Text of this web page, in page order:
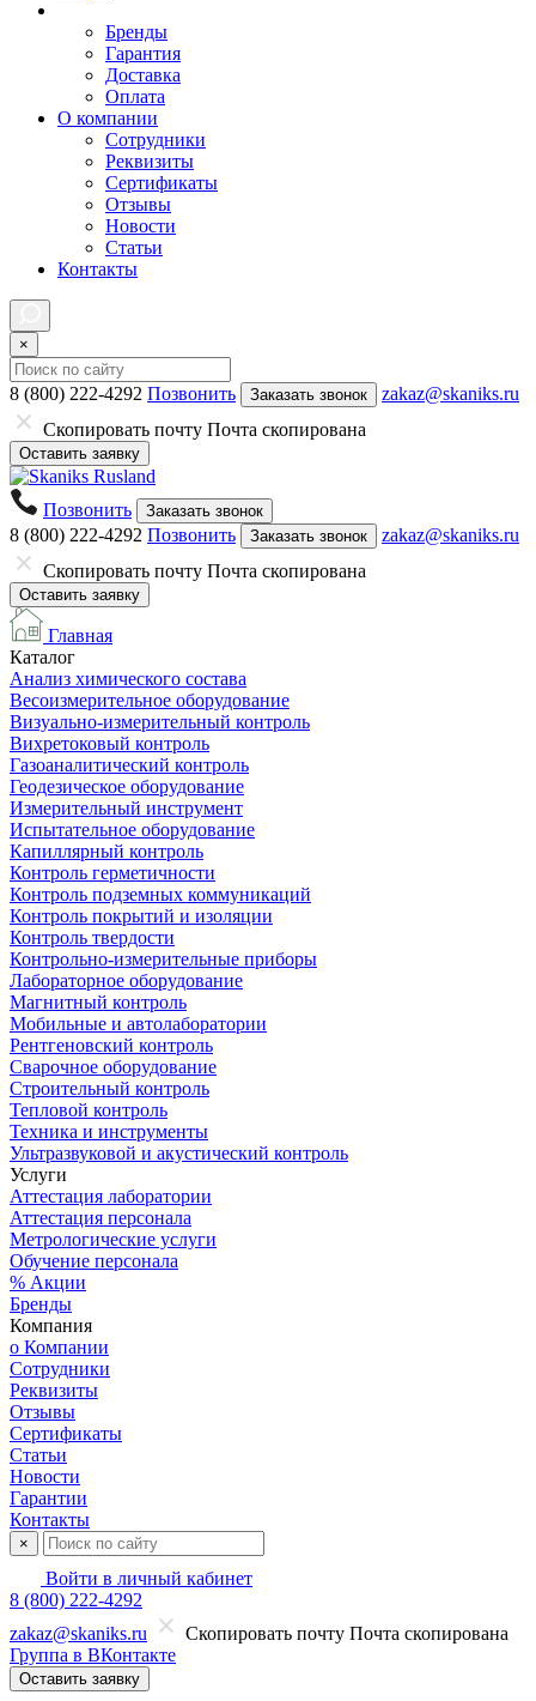
Бренды
Гарантия
Доставка
Оплата
О компании
Сотрудники
Реквизиты
Сертификаты
Отзывы
Новости
Статьи
Контакты
×
8 (800) 222-4292 Позвонить Заказать звонок
zakaz@skaniks.ru
Скопировать почту Почта скопирована
Оставить заявку
Позвонить Заказать звонок
8 (800) 222-4292 Позвонить Заказать звонок
zakaz@skaniks.ru
Скопировать почту Почта скопирована
Оставить заявку
Главная
Каталог
Анализ химического состава
Весоизмерительное оборудование
Визуально-измерительный контроль
Вихретоковый контроль
Газоаналитический контроль
Геодезическое оборудование
Измерительный инструмент
Испытательное оборудование
Капиллярный контроль
Контроль герметичности
Контроль подземных коммуникаций
Контроль покрытий и изоляции
Контроль твердости
Контрольно-измерительные приборы
Лабораторное оборудование
Магнитный контроль
Мобильные и автолаборатории
Рентгеновский контроль
Сварочное оборудование
Строительный контроль
Тепловой контроль
Техника и инструменты
Ультразвуковой и акустический контроль
Услуги
Аттестация лаборатории
Аттестация персонала
Метрологические услуги
Обучение персонала
% Акции
Бренды
Компания
о Компании
Сотрудники
Реквизиты
Отзывы
Сертификаты
Статьи
Новости
Гарантии
Контакты
×
Войти в личный кабинет
8 (800) 222-4292
zakaz@skaniks.ru
Скопировать почту Почта скопирована
Группа в ВКонтакте
Оставить заявку